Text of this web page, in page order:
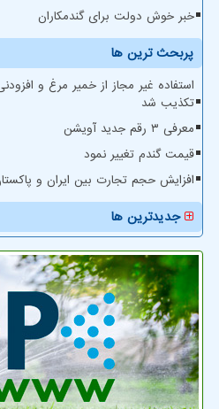
خبر خوش دولت برای گندمکاران
پربحث ترین ها
استفاده غیر مجاز از خمیر مرغ و
تکذیب شد
معرفی ۳ رقم جدید آویشن
قیمت گندم تغییر نمود
افزایش حجم تجارت بین ایران و پاکستان به رقم 10
جدیدترین ها